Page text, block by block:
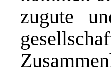
zugute